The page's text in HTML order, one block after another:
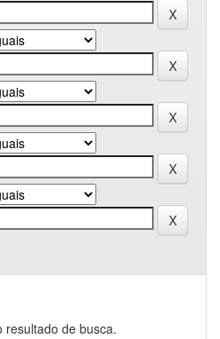
resultado de busca.